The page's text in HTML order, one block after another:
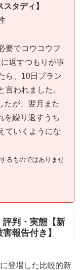
タディ】
要でコウコウフ
返すつもりが事
ら、10日プラン
言われました。
たが、翌月また
を繰り返すうち
ていくようにな
るものではありませ
評判・実態【新
報告付き】
登場した比較的新